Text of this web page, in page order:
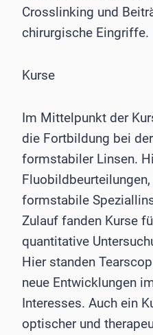
Crosslinking und
chirurgische Eingriffe.
Kurse
Im Mittelpunkt der
die Fortbildung bei
formstabiler Linsen.
formstabile
Zulauf fanden Kurse
quantitative
Hier standen
neue Entwicklungen
Interesses. Auch ein
optischer und